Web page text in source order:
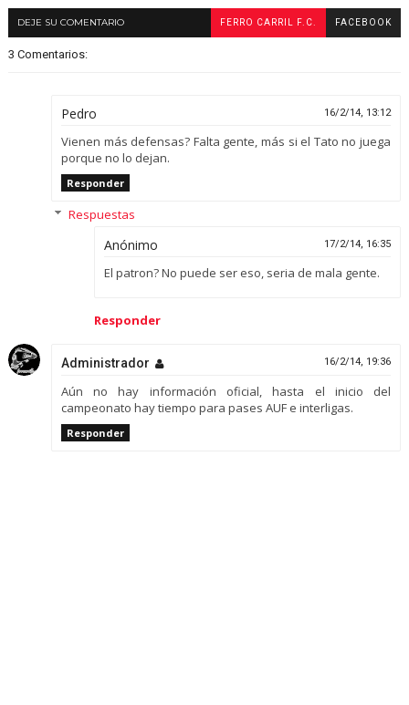
DEJE SU COMENTARIO FERRO CARRIL F.C. FACEBOOK
3 Comentarios:
Pedro 16/2/14, 13:12
Vienen más defensas? Falta gente, más si el Tato no juega
porque no lo dejan.
Responder
Respuestas
Anónimo 17/2/14, 16:35
El patron? No puede ser eso, seria de mala gente.
Responder
Administrador 16/2/14, 19:36
Aún no hay información oficial, hasta el inicio del
campeonato hay tiempo para pases AUF e interligas.
Responder